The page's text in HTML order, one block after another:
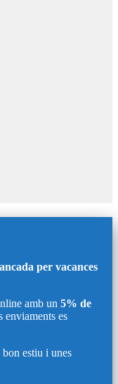
per vacances
amb un 5% de
enviaments es
estiu i unes